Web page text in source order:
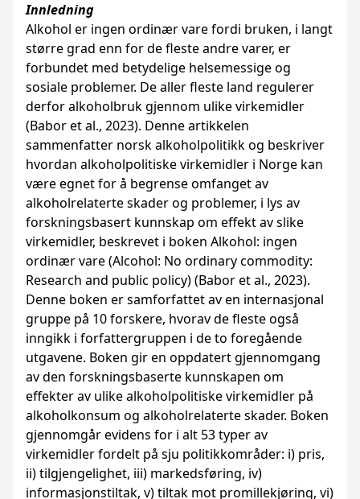
Innledning
Alkohol er ingen ordinær vare fordi bruken, i langt
større grad enn for de fleste andre varer, er
forbundet med betydelige helsemessige og
sosiale problemer. De aller fleste land regulerer
derfor alkoholbruk gjennom ulike virkemidler
(Babor et al., 2023). Denne artikkelen
sammenfatter norsk alkoholpolitikk og beskriver
hvordan alkoholpolitiske virkemidler i Norge kan
være egnet for å begrense omfanget av
alkoholrelaterte skader og problemer, i lys av
forskningsbasert kunnskap om effekt av slike
virkemidler, beskrevet i boken Alkohol: ingen
ordinær vare (Alcohol: No ordinary commodity:
Research and public policy) (Babor et al., 2023).
Denne boken er samforfattet av en internasjonal
gruppe på 10 forskere, hvorav de fleste også
inngikk i forfattergruppen i de to foregående
utgavene. Boken gir en oppdatert gjennomgang
av den forskningsbaserte kunnskapen om
effekter av ulike alkoholpolitiske virkemidler på
alkoholkonsum og alkoholrelaterte skader. Boken
gjennomgår evidens for i alt 53 typer av
virkemidler fordelt på sju politikkområder: i) pris,
ii) tilgjengelighet, iii) markedsføring, iv)
informasjonstiltak, v) tiltak mot promillekjøring, vi)